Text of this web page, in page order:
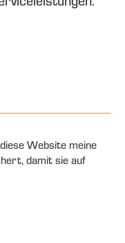
Website meine
damit sie auf